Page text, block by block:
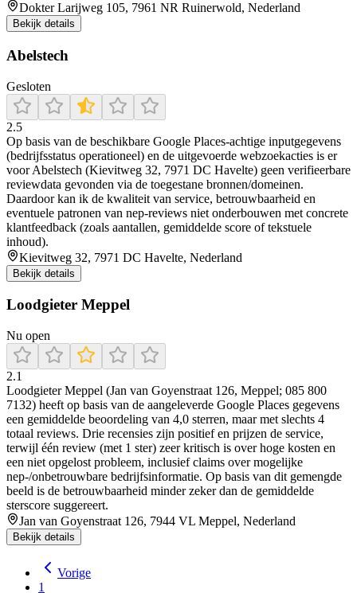
Dokter Larijweg 105, 7961 NR Ruinerwold, Nederland
Bekijk details
Abelstech
Gesloten
2.5
Op basis van de beschikbare Google Places-achtige inputgegevens
(bedrijfsstatus operationeel) en de uitgevoerde webzoekacties is er
voor Abelstech (Kievitweg 32, 7971 DC Havelte) geen verifieerbare
reviewdata gevonden via de toegestane bronnen/domeinen.
Daardoor kan ik de kwaliteit van service, betrouwbaarheid en
eventuele patronen van nep-reviews niet onderbouwen met concrete
klantfeedback (zoals aantallen, gemiddelde score of tekstuele
inhoud).
Kievitweg 32, 7971 DC Havelte, Nederland
Bekijk details
Loodgieter Meppel
Nu open
2.1
Loodgieter Meppel (Jan van Goyenstraat 126, Meppel; 085 800
7132) heeft op basis van de aangeleverde Google Places gegevens
een gemiddelde beoordeling van 4,0 sterren, maar met slechts 4
totaal reviews. Drie recensies zijn positief en prijzen de service,
terwijl één review (met 1 ster) zeer kritisch is over hoge kosten en
een niet opgelost probleem, inclusief claims over mogelijke
nep-/onbetrouwbare bedrijfsinformatie. Op basis van dit gemengde
beeld is de betrouwbaarheid minder zeker dan de gemiddelde
sterscore suggereert.
Jan van Goyenstraat 126, 7944 VL Meppel, Nederland
Bekijk details
Vorige
1